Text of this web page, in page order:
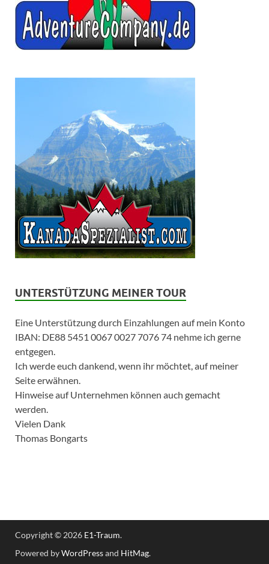
UNTERSTÜTZUNG MEINER TOUR
Eine Unterstützung durch Einzahlungen auf mein Konto
IBAN: DE88 5451 0067 0027 7076 74 nehme ich gerne
entgegen.
Ich werde euch dankend, wenn ihr möchtet, auf meiner
Seite erwähnen.
Hinweise auf Unternehmen können auch gemacht
werden.
Vielen Dank
Thomas Bongarts
Copyright © 2026 E1-Traum.
Powered byWordPressand HitMag.